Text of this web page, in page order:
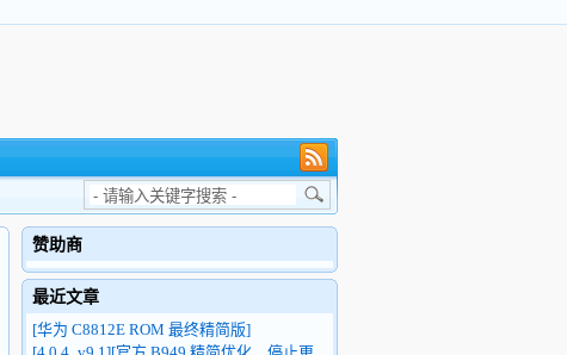
赞助商
最近文章
[华为 C8812E ROM 最终精简版]